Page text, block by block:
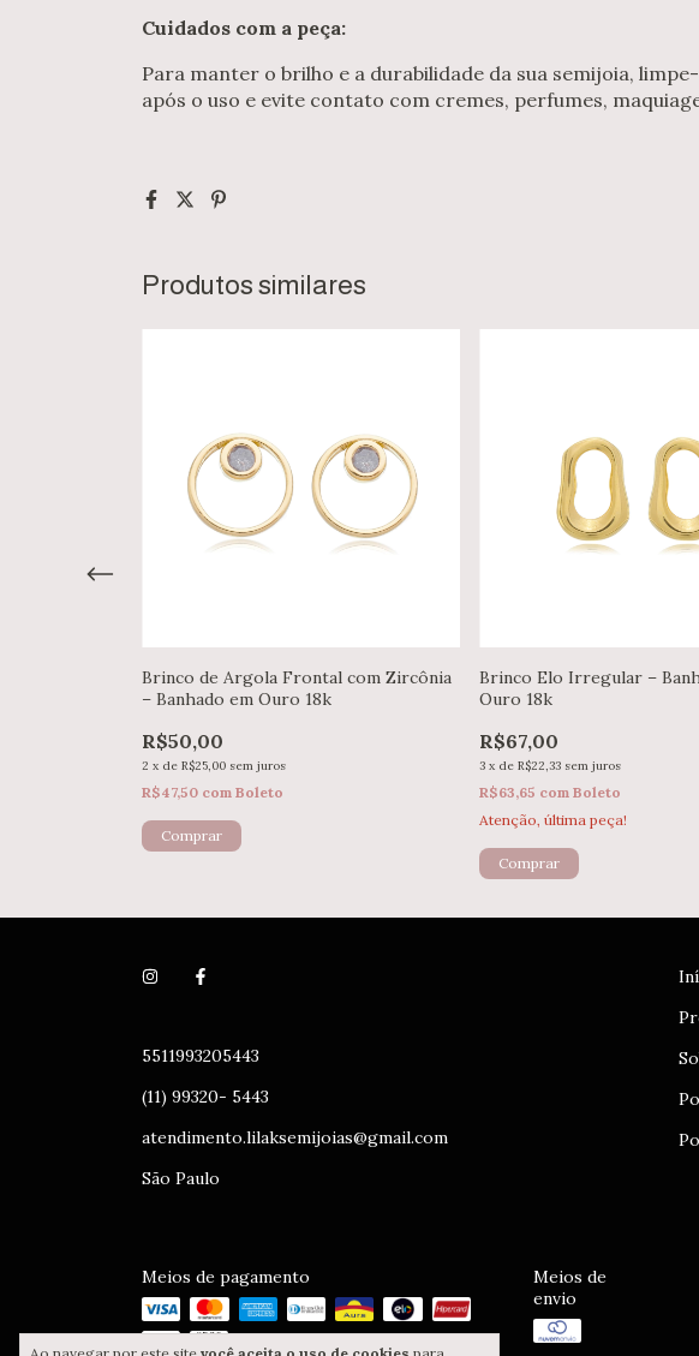
Cuidados com a peça:
Para manter o brilho e a durabilidade da sua semijoia,
após o uso e evite contato com cremes, perfumes,
Produtos similares
Brinco de Argola Frontal com Zircônia
– Banhado em Ouro 18k
R$50,00
2 x de R$25,00 sem juros
R$47,50 com Boleto
Brinco Elo Irregular –
Ouro 18k
R$67,00
3 x de R$22,33 sem juros
R$63,65 com Boleto
Atenção, última peça!
5511993205443
(11) 99320- 5443
atendimento.lilaksemijoias@gmail.com
São Paulo
Meios de pagamento
Meios de
envio